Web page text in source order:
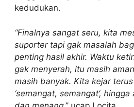
kedudukan.
“Finalnya sangat seru, kita
suporter tapi gak masalah
penting hasil akhir. Waktu
gak menyerah, itu masih
masih banyak. Kita kejar
‘semangat, semangat’,